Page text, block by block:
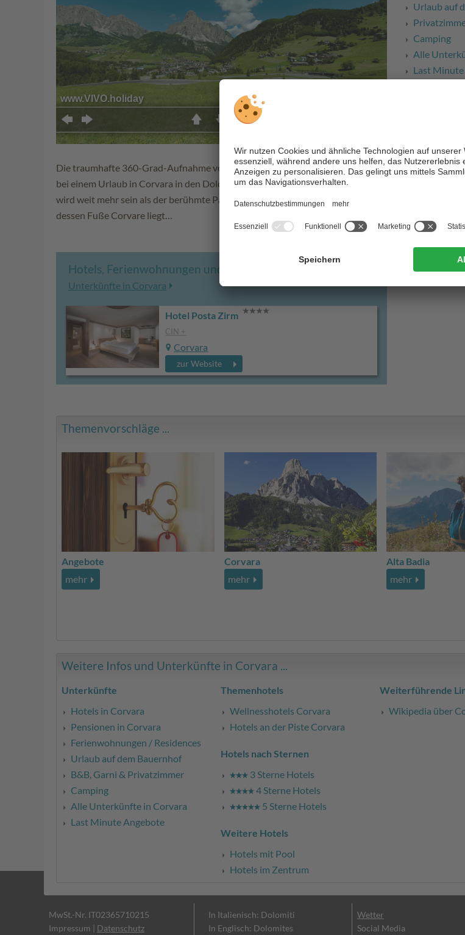
Die traumhafte 360-Grad-Aufnahme von Corvara zeigt Ihnen, worauf Sie sich
bei einem Urlaub in Corvara in den Dolomiten freuen dürfen. Und wetten, es
wird weit mehr sein als der berühmte Panoramablick auf den Sassongher, an
dessen Fuße Corvare liegt…
Hotels, Ferienwohnungen und Unterkünfte in Corvara
Unterkünfte in Corvara
Hotel Posta Zirm
CIN +
Corvara
zur Website
Urlaub auf
Camping
Alle
Last
360 Grad
Themenvorschläge ...
Angebote
mehr
Corvara
mehr
Alta Badia
mehr
Weitere Infos und Unterkünfte in Corvara ...
Unterkünfte
Hotels in Corvara
Pensionen in Corvara
Ferienwohnungen / Residences
Urlaub auf dem Bauernhof
B&B, Garni & Privatzimmer
Camping
Alle Unterkünfte in Corvara
Last Minute Angebote
Themenhotels
Wellnesshotels Corvara
Hotels an der Piste Corvara
Hotels nach Sternen
3 Sterne Hotels
4 Sterne Hotels
5 Sterne Hotels
Weitere Hotels
Hotels mit Pool
Hotels im Zentrum
Weiterführende
Wikipedia über
MwSt.-Nr. IT02365710215
Impressum | Datenschutz
In Italienisch: Dolomiti
In Englisch: Dolomites
Wetter
Social Media